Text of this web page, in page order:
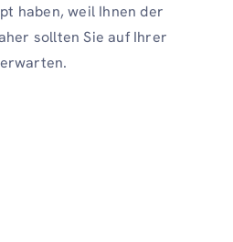
haben, weil Ihnen der
sollten Sie auf Ihrer